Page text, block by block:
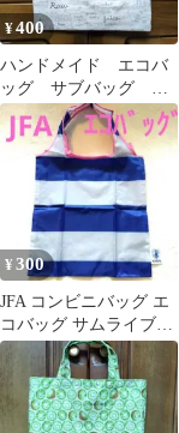
¥400
ハンドメイド エコバ
ッグ サブバッグ コ
ンビニバッグ ベジタ
ブル柄
¥300
JFA コンビニバッグ エ
コバッグ サムライブル
ー なでしこジャパン